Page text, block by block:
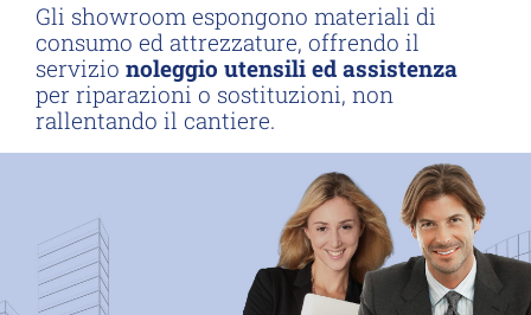
Gli showroom espongono materiali di
consumo ed attrezzature, offrendo il
servizio noleggio utensili ed assistenza
per riparazioni o sostituzioni, non
rallentando il cantiere.